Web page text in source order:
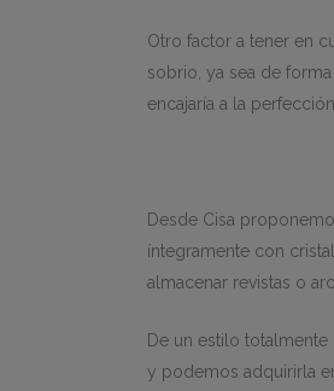
Otro factor a tener en
sobrio, ya sea de
encajaría a la
Desde Cisa
íntegramente con
almacenar revistas o
De un estilo
y podemos adquirirla